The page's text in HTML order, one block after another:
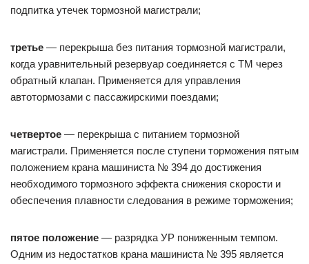
подпитка утечек тормозной магистрали;
третье — перекрыша без питания тормозной магистрали,
когда уравнительный резервуар соединяется с ТМ через
обратный клапан. Применяется для управления
автотормозами с пассажирскими поездами;
четвертое — перекрыша с питанием тормозной
магистрали. Применяется после ступени торможения пятым
положением крана машиниста № 394 до достижения
необходимого тормозного эффекта снижения скорости и
обеспечения плавности следования в режиме торможения;
пятое положение — разрядка УР пониженным темпом.
Одним из недостатков крана машиниста № 395 является